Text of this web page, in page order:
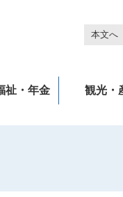
本文へ
祉・年金 観光・